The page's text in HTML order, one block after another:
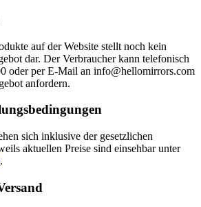
auf der Website stellt noch kein
dar. Der Verbraucher kann telefonisch
oder per E-Mail an info@hellomirrors.com
anfordern.
sich inklusive der gesetzlichen
aktuellen Preise sind einsehbar unter
.